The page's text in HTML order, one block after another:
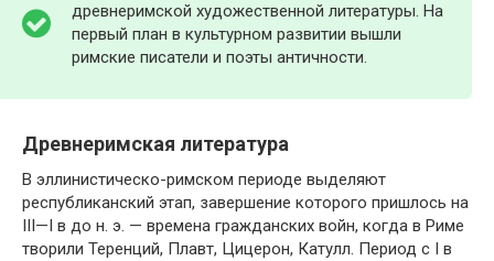
древнеримской художественной литературы. На
первый план в культурном развитии вышли
римские писатели и поэты античности.
Древнеримская литература
В эллинистическо-римском периоде выделяют
республиканский этап, завершение которого пришлось на
III—I в до н. э. — времена гражданских войн, когда в Риме
творили Теренций, Плавт, Цицерон, Катулл. Период с I в